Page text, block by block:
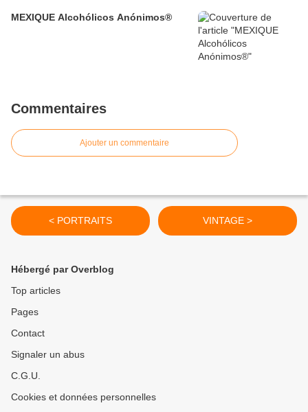
MEXIQUE Alcohólicos Anónimos®
Commentaires
Ajouter un commentaire
< PORTRAITS VINTAGE >
Hébergé par Overblog
Top articles
Pages
Contact
Signaler un abus
C.G.U.
Cookies et données personnelles